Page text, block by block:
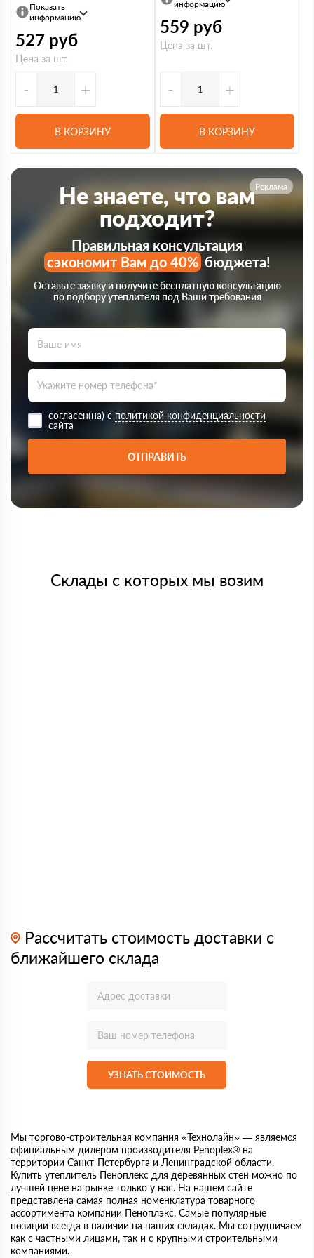
Показать
информацию
527 руб
Цена за шт.
- +
В КОРЗИНУ
информацию
559 руб
Цена за шт.
- +
В КОРЗИНУ
Реклама
Не знаете, что вам
подходит?
Правильная консультация
сэкономит Вам до 40%бюджета!
Оставьте заявку и получите бесплатную консультацию
по подбору утеплителя под Ваши требования
согласен(на) с политикой конфиденциальности
сайта
ОТПРАВИТЬ
Склады с которых мы возим
Рассчитать стоимость доставки с
ближайшего склада
УЗНАТЬ СТОИМОСТЬ
Мы торгово-строительная компания «Технолайн» — являемся
официальным дилером производителя Penoplex® на
территории Санкт-Петербурга и Ленинградской области.
Купить утеплитель Пеноплекс для деревянных стен можно по
лучшей цене на рынке только у нас. На нашем сайте
представлена самая полная номенклатура товарного
ассортимента компании Пеноплэкс. Самые популярные
позиции всегда в наличии на наших складах. Мы сотрудничаем
как с частными лицами, так и с крупными строительными
компаниями.